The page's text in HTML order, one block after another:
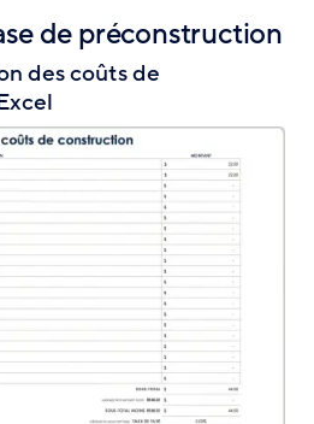
de préconstruction
des coûts de